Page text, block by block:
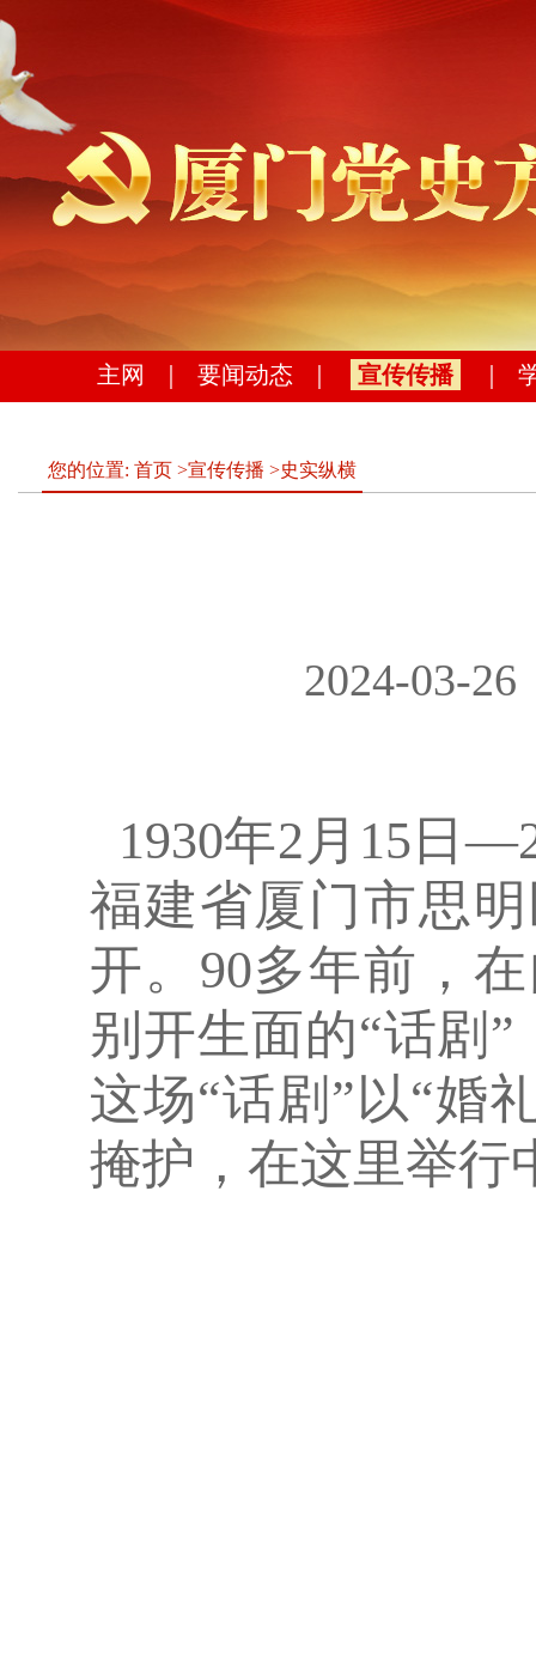
主网 要闻动态 宣传传播
您的位置: 首页 >宣传传播 >史实纵横
2024-03-26
1930年2月15日—
福建省厦门市思
开。90多年前，
别开生面的“话剧
这场“话剧”以“婚
掩护，在这里举行